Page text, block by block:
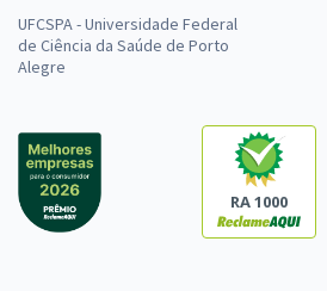
UFCSPA - Universidade Federal
de Ciência da Saúde de Porto
Alegre
RA 1000